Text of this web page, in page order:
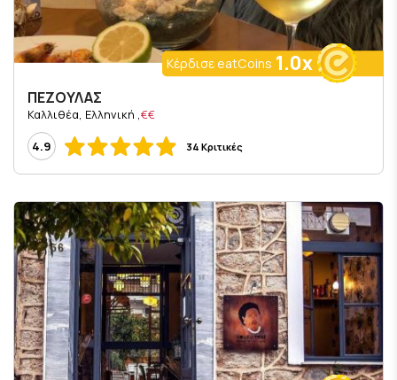
Κέρδισε eatCoins 1.0x
ΠΕΖΟΥΛΑΣ
€€
, Καλλιθέα, Ελληνική
4.9
34 Κριτικές